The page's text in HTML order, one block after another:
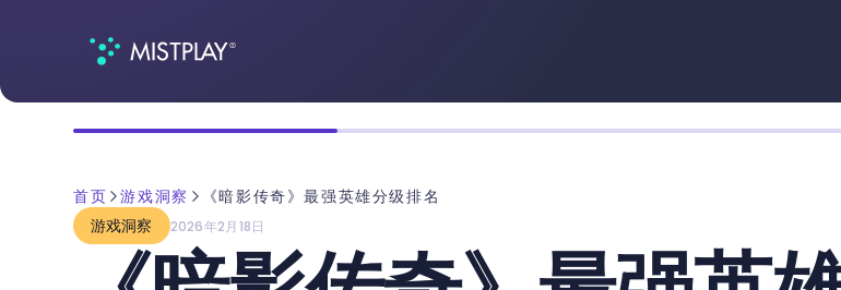
首页 游戏洞察
《暗影传奇》最强英雄分级排名
游戏洞察
2026年2月18日